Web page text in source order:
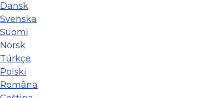
Dansk
Svenska
Suomi
Norsk
Türkçe
Polski
Româna